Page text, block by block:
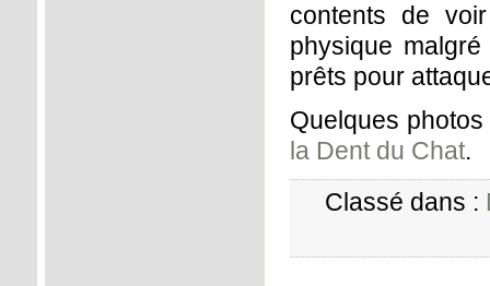
contents de
physique
prêts pour
Quelques
la Dent du Chat.
Classé dans :